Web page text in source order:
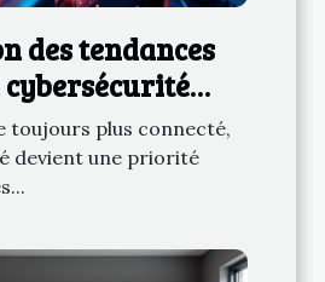
des tendances
toujours plus connecté,
devient une priorité